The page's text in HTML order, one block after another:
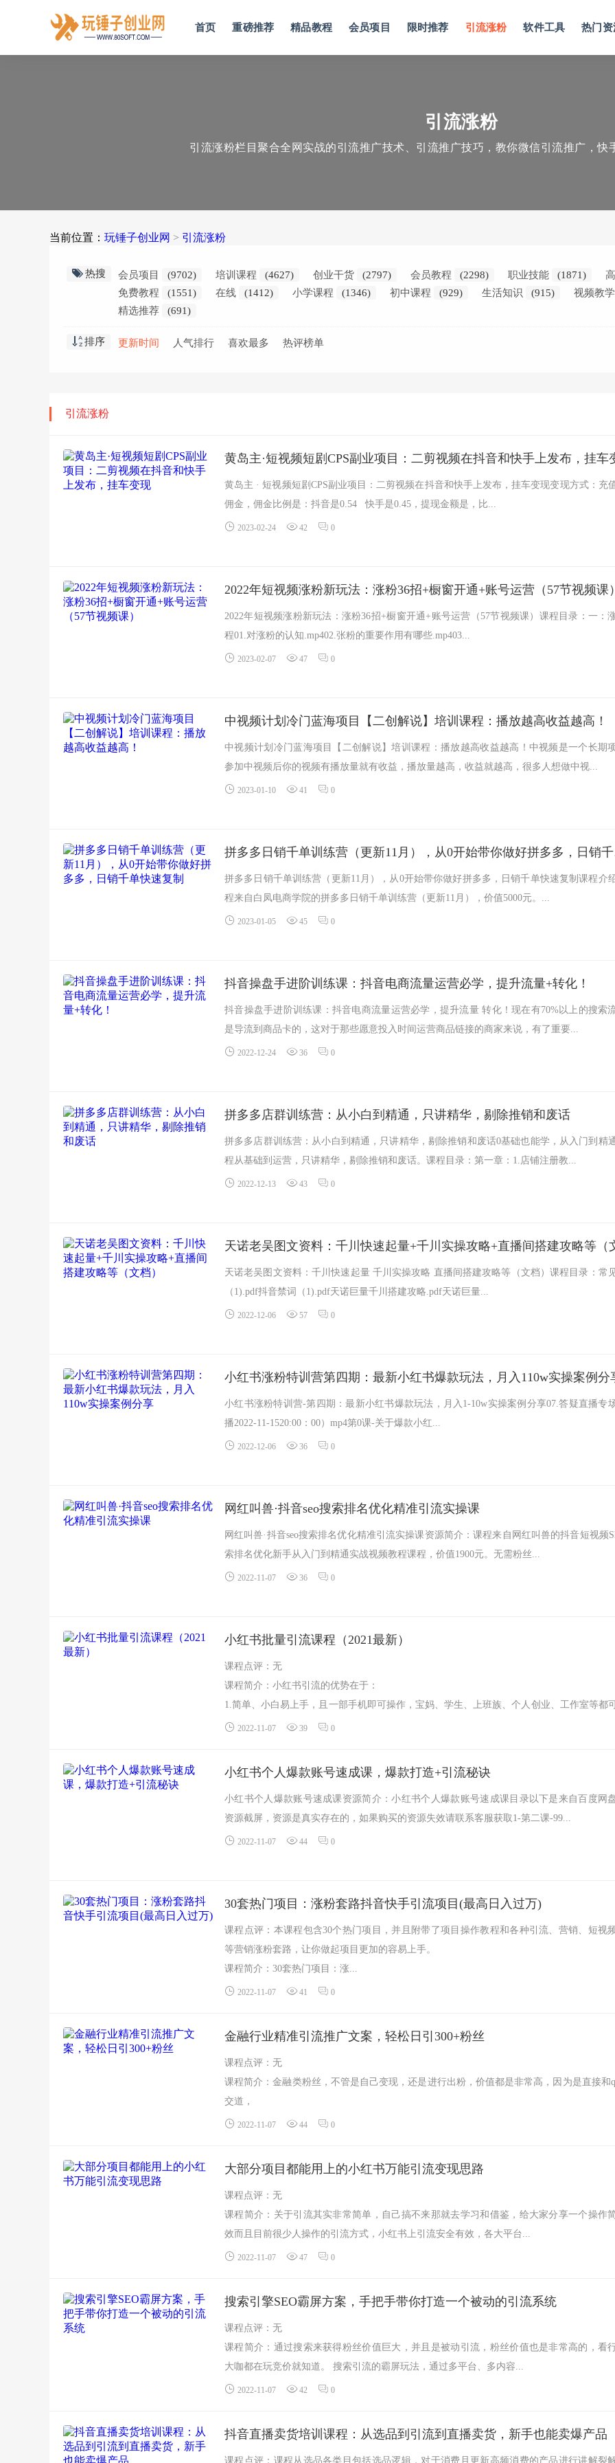
首页 重磅推荐 精品教程 会员项目 限时推荐 引流涨粉 软件工具 热门资
引流涨粉
引流涨粉栏目聚合全网实战的引流推广技术、引流推广技巧，教你微信引流推广，快
当前位置： 玩锤子创业网 > 引流涨粉
热搜 会员项目 (9702) 培训课程 (4627) 创业干货 (2797) 会员教程 (2298) 职业技能 (1871)
免费教程
(1551) 在线 (1412) 小学课程 (1346) 初中课程 (929) 生活知识 (915) 视频教学
精选推荐
(691)
排序 更新时间 人气排行 喜欢最多 热评榜单
引流涨粉
黄岛主·短视频短剧CPS副业项目：二剪视频在抖音和快手上发布，挂车
黄岛主 · 短视频短剧CPS副业项目：二剪视频在抖音和快手上发布，挂车变现变现方式：充
佣金，佣金比例是：抖音是0.54 快手是0.45，提现金额是，比...
2023-02-24 42 0
2022年短视频涨粉新玩法：涨粉36招+橱窗开通+账号运营（57节视频课）
2022年短视频涨粉新玩法：涨粉36招+橱窗开通+账号运营（57节视频课）课程目录：一：
程01.对涨粉的认知.mp402.张粉的重要作用有哪些.mp403...
2023-02-07 47 0
中视频计划冷门蓝海项目【二创解说】培训课程：播放越高收益越高！
中视频计划冷门蓝海项目【二创解说】培训课程：播放越高收益越高！中视频是一个长期
参加中视频后你的视频有播放量就有收益，播放量越高，收益就越高，很多人想做中视...
2023-01-10 41 0
拼多多日销千单训练营（更新11月），从0开始带你做好拼多多，日销千单快速复制课程介
程来自白凤电商学院的拼多多日销千单训练营（更新11月），价值5000元。...
2023-01-05 45 0
抖音操盘手进阶训练课：抖音电商流量运营必学，提升流量+转化！
抖音操盘手进阶训练课：抖音电商流量运营必学，提升流量 转化！现在有70%以上的搜索
是导流到商品卡的，这对于那些愿意投入时间运营商品链接的商家来说，有了重要...
2022-12-24 36 0
拼多多店群训练营：从小白到精通，只讲精华，剔除推销和废话
拼多多店群训练营：从小白到精通，只讲精华，剔除推销和废话0基础也能学，从入门到精
程从基础到运营，只讲精华，剔除推销和废话。课程目录：第一章：1.店铺注册教...
2022-12-13 43 0
天诺老吴图文资料：千川快速起量 千川实操攻略 直播间搭建攻略等（文档）课程目录：常
（1).pdf抖音禁词（1).pdf天诺巨量千川搭建攻略.pdf天诺巨量...
2022-12-06 57 0
小红书涨粉特训营第四期：最新小红书爆款玩法，月入110w实操案例分
小红书涨粉特训营-第四期：最新小红书爆款玩法，月入1-10w实操案例分享07.答疑直播专
播2022-11-1520:00：00）mp4第0课-关于爆款小红...
2022-12-06 36 0
网红叫兽·抖音seo搜索排名优化精准引流实操课
网红叫兽·抖音seo搜索排名优化精准引流实操课资源简介：课程来自网红叫兽的抖音短视频
索排名优化新手从入门到精通实战视频教程课程，价值1900元。无需粉丝...
2022-11-07 36 0
小红书批量引流课程（2021最新）
课程点评：无
课程简介：小红书引流的优势在于：
1.简单、小白易上手，且一部手机即可操作，宝妈、学生、上班族、个人创业、工作室等都
手；2022-11-07 39 0
小红书个人爆款账号速成课，爆款打造+引流秘诀
小红书个人爆款账号速成课资源简介：小红书个人爆款账号速成课目录以下是来自百度网
资源截屏，资源是真实存在的，如果购买的资源失效请联系客服获取1-第二课-99...
2022-11-07 44 0
30套热门项目：涨粉套路抖音快手引流项目(最高日入过万)
课程点评：本课程包含30个热门项目，并且附带了项目操作教程和各种引流、营销、短视
等营销涨粉套路，让你做起项目更加的容易上手。
课程简介：30套热门项目：涨...
2022-11-07 41 0
金融行业精准引流推广文案，轻松日引300+粉丝
课程点评：无
课程简介：金融类粉丝，不管是自己变现，还是进行出粉，价值都是非常高，因为是直接和
交道，
那怎么能够轻松的获得精准金融粉？今天这期课程，就...
2022-11-07 44 0
大部分项目都能用上的小红书万能引流变现思路
课程点评：无
课程简介：关于引流其实非常简单，自己搞不来那就去学习和借鉴，给大家分享一个操作
效而且目前很少人操作的引流方式，小红书上引流安全有效，各大平台...
2022-11-07 47 0
搜索引擎SEO霸屏方案，手把手带你打造一个被动的引流系统
课程点评：无
课程简介：通过搜索来获得粉丝价值巨大，并且是被动引流，粉丝价值也是非常高的，看
大咖都在玩竞价就知道。 搜索引流的霸屏玩法，通过多平台、多内容...
2022-11-07 42 0
抖音直播卖货培训课程：从选品到引流到直播卖货，新手也能卖爆产品
课程点评：课程从选品各类目包括选品逻辑，对于消费且更新高频消费的产品进行讲解裂